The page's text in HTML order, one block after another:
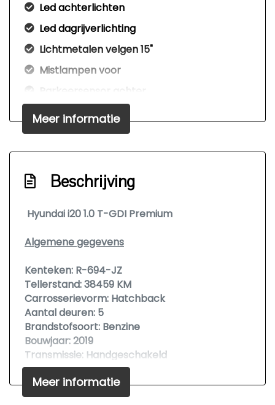
Led achterlichten
Led dagrijverlichting
Lichtmetalen velgen 15"
Mistlampen voor
Parkeersensor achter
Parkeersensor voor
Overige
Anti blokkeer systeem
Apple carplay/android auto
Bestuurdersairbag
Bluetooth
Bots waarschuwing systeem
Elektronisch stabiliteits programma
Hoofd airbag(s) achter
Hoofd airbag(s) voor
Keyless start
Passagiersairbag
Meer informatie
Beschrijving
Hyundai i20 1.0 T-GDI Premium
Algemene gegevens
Kenteken: R-694-JZ
Tellerstand:38459 KM
Carrosserievorm: Hatchback
Aantal deuren: 5
Brandstofsoort: Benzine
Bouwjaar:2019
Transmissie: Handgeschakeld
Kleur:Wit
Technische gegevens
Meer informatie